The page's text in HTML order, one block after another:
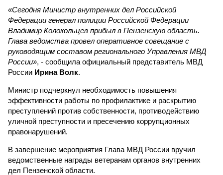
«Сегодня Министр внутренних дел Российской
Федерации генерал полиции Российской Федерации
Владимир Колокольцев прибыл в Пензенскую область.
Глава ведомства провел оперативное совещание с
руководящим составом регионального Управления МВД
России», - сообщила официальный представитель МВД
России Ирина Волк.
Министр подчеркнул необходимость повышения
эффективности работы по профилактике и раскрытию
преступлений против собственности, противодействию
уличной преступности и пресечению коррупционных
правонарушений.
В завершение мероприятия Глава МВД России вручил
ведомственные награды ветеранам органов внутренних
дел Пензенской области.